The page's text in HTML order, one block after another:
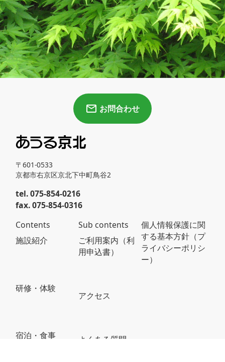
〒601-0533
京都市右京区京北下中町鳥谷2
tel. 075-854-0216
fax. 075-854-0316
Contents
施設紹介
研修・体験
宿泊・食事
Sub contents
ご利用案内（利
用申込書）
アクセス
よくある質問
個人情報保護に関
する基本方針（プ
ライバシーポリシ
ー）
お問合わせ